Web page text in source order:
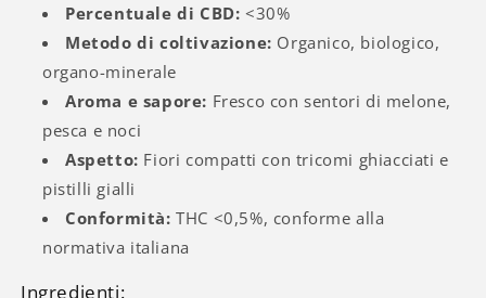
Percentuale di CBD: <30%
Metodo di coltivazione: Organico, biologico,
organo-minerale
Aroma e sapore: Fresco con sentori di melone,
pesca e noci
Aspetto: Fiori compatti con tricomi ghiacciati e
pistilli gialli
Conformità: THC <0,5%, conforme alla
normativa italiana
Ingredienti: